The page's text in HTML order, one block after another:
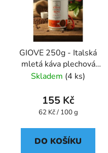
GIOVE 250g - Italská
mletá káva plechová
dóza Caffe Pompeii
Skladem (4 ks)
155 Kč
Měrná
62 Kč / 100 g
DO KOŠÍKU